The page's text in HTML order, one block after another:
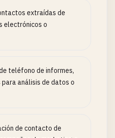
extraídas de
electrónicos o
teléfono de informes,
análisis de datos o
de contacto de